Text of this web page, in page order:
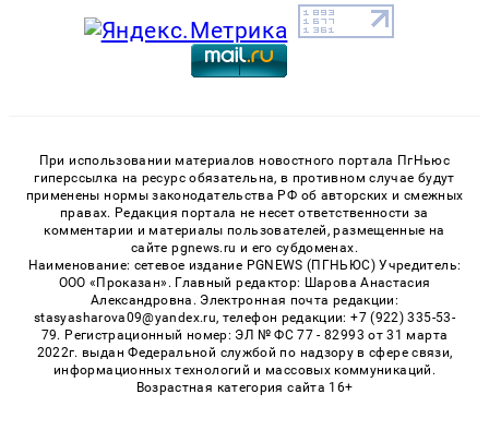
При использовании материалов новостного портала ПгНьюс
гиперссылка на ресурс обязательна, в противном случае будут
применены нормы законодательства РФ об авторских и смежных
правах. Редакция портала не несет ответственности за
комментарии и материалы пользователей, размещенные на
сайте pgnews.ru и его субдоменах.
Наименование: сетевое издание PGNEWS (ПГНЬЮС) Учредитель:
ООО «Проказан». Главный редактор: Шарова Анастасия
Александровна. Электронная почта редакции:
stasyasharova09@yandex.ru, телефон редакции: +7 (922) 335-53-
79. Регистрационный номер: ЭЛ № ФС 77 - 82993 от 31 марта
2022г. выдан Федеральной службой по надзору в сфере связи,
информационных технологий и массовых коммуникаций.
Возрастная категория сайта 16+